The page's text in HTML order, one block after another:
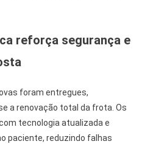
reforça segurança e
foram entregues,
a renovação total da frota. Os
tecnologia atualizada e
paciente, reduzindo falhas